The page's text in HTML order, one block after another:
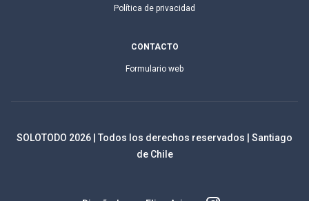
Política de privacidad
CONTACTO
Formulario web
SOLOTODO 2026 | Todos los derechos reservados | Santiago
de Chile